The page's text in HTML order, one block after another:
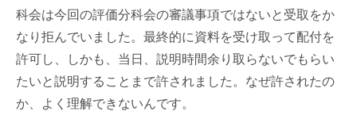
科会は今回の評価分科会の審議事項ではないと受取をか
なり拒んでいました。最終的に資料を受け取って配付を
許可し、しかも、当日、説明時間余り取らないでもらい
たいと説明することまで許されました。なぜ許されたの
か、よく理解できないんです。